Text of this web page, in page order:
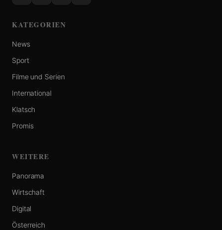
KATEGORIEN
News
Sport
Filme und Serien
International
Klatsch
Promis
WEITERE
Panorama
Wirtschaft
Digital
Österreich